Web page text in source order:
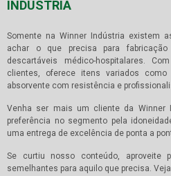
INDÚSTRIA
Somente na Winner Indústria existem
achar o que precisa para
descartáveis médico-hospitalares.
clientes, oferece itens variados
absorvente com resistência e
Venha ser mais um cliente da Winner
preferência no segmento pela
uma entrega de excelência de ponta a
Se curtiu nosso conteúdo, aproveite
semelhantes para aquilo que precisa.